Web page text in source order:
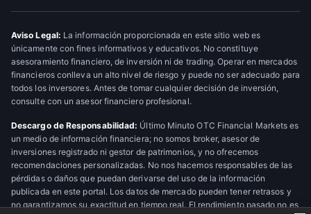
Aviso Legal: La información proporcionada en este sitio web es
únicamente con fines informativos y educativos. No constituye
asesoramiento financiero, de inversión ni de trading. Operar en mercados
financieros conlleva un alto nivel de riesgo y puede no ser adecuado para
todos los inversores. Antes de tomar cualquier decisión de inversión,
consulte con un asesor financiero profesional.
Descargo de Responsabilidad: Último Minuto OTC Financial Markets es
un medio de información financiera; no somos broker, asesor de
inversiones registrado ni gestor de patrimonios, y no ofrecemos
recomendaciones personalizadas. No nos hacemos responsables de las
pérdidas o daños que puedan derivarse del uso de la información
publicada en este portal. Los datos de mercado pueden tener retrasos y
no garantizamos su exactitud en tiempo real. El rendimiento pasado no es